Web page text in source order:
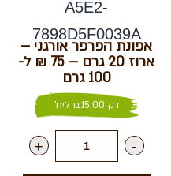
אפונת הפרפר אורגני –
ארוז 20 גרם – 75 ₪ ל-
100 גרם
רק ₪15.00 ליח'
-
+